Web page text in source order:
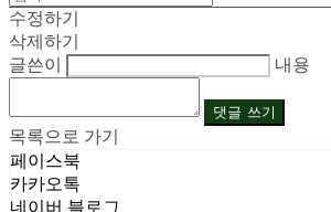
수정하기
삭제하기
글쓴이
내용
댓글 쓰기
목록으로 가기
페이스북
카카오톡
네이버 블로그